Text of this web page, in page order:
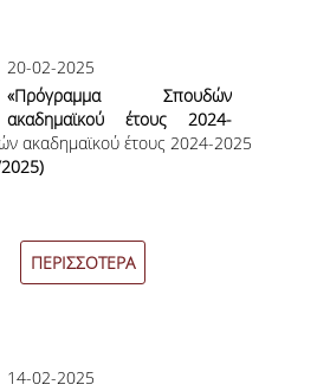
ΠΡΟΣΩΠΙΚΟ
ΠΡΟΣΩΠΙΚΟ
ΑΝΤΙΚΕΙΜΕΝΩΝ
ΜΕΛΩΝ ΤΜΗΜΑΤΟΣ
20-02-2025
«Πρόγραμμα Σπουδών
ακαδημαϊκού έτους 2024-
2025»
ακαδημαϊκού έτους 2024-2025
ΠΕΡΙΣΣΟΤΕΡΑ
14-02-2025